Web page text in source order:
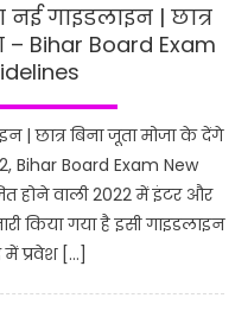
नई गाइडलाइन | छात्र
– Bihar Board Exam
| छात्र बिना जूता मोजा के देंगे
Bihar Board Exam New
होने वाली 2022 में इंटर और
किया गया है इसी गाइडलाइन
में प्रवेश […]